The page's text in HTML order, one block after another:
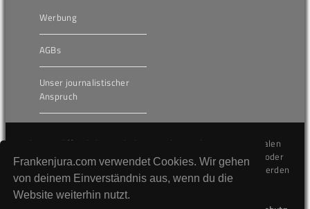
Frankenjura.com verwendet Cookies. Wir gehen
von deinem Einverständnis aus, wenn du die
Website weiterhin nutzt.
Werbung
AGBs
Unser journalistischer
Anspruch
Die hier veröffentlichten Inhalte unterliegen dem internationalen
Urheberrecht (Copyright) und dürfen nicht kopiert, verändert oder
unverändert wiederveröffentlicht werden. Gegen Verstöße werden
wir auf juristischem Wege vorgehen.